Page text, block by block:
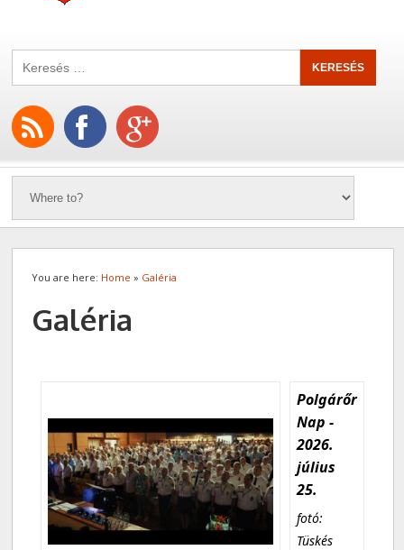
You are here: Home » Galéria
Galéria
Polgárőr
Nap -
2026.
július
25.
fotó:
Tüskés